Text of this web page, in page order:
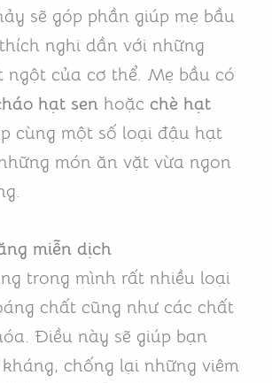
sẽ góp phần giúp mẹ bầu
nghi dần với những
ngột của cơ thể. Mẹ bầu có
hạt senhoặc chè hạt
cùng một số loại đậu hạt
món ăn vặt vừa ngon
miễn dịch
trong mình rất nhiều loại
chất cũng như các chất
Điều này sẽ giúp bạn
chống lại những viêm